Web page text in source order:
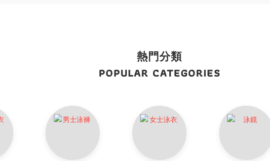
熱門分類
POPULAR CATEGORIES